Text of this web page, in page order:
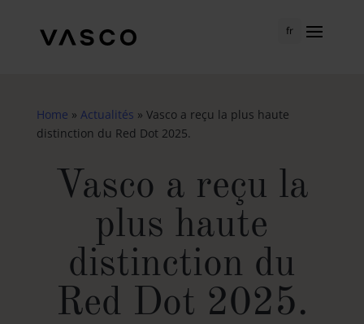
fr
Home » Actualités » Vasco a reçu la plus haute
distinction du Red Dot 2025.
Vasco a reçu la
plus haute
distinction du
Red Dot 2025.